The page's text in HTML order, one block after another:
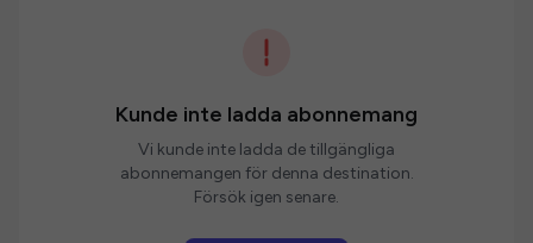
Kunde inte ladda abonnemang
Vi kunde inte ladda de tillgängliga
abonnemangen för denna destination.
Försök igen senare.